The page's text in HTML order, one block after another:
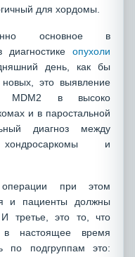
для хордомы.
основное в
диагностике опухоли
день, как бы
это выявление
MDМ2 в высоко
и в паростальной
диагноз между
хондросаркомы и
операции при этом
и пациенты должны
третье, это то, что
настоящее время
по подгруппам это: